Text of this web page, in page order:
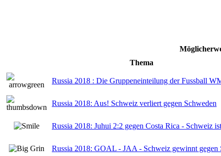
Thema
Russia 2018 : Die Gruppeneinteilung der Fussball
Russia 2018: Aus! Schweiz verliert gegen Schweden
Russia 2018: Juhui 2:2 gegen Costa Rica - Schweiz
Russia 2018: GOAL - JAA - Schweiz gewinnt gegen